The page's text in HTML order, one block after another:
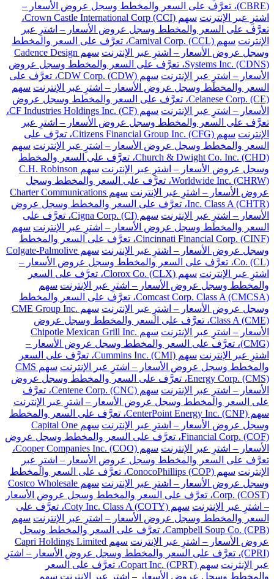
(CBRE)، تعرَّف على السعر والمخطط وسجل عروض الأسعار –
اشترِ عبر الإنترنت
سهم Crown Castle International Corp (CCI)،
تعرَّف على السعر والمخطط وسجل عروض الأسعار – اشترِ عبر
الإنترنت
سهم Carnival Corp. (CCL)، تعرَّف على السعر والمخطط
وسجل عروض الأسعار – اشترِ عبر الإنترنت
سهم Cadence Design
Systems Inc. (CDNS)، تعرَّف على السعر والمخطط وسجل عروض
الأسعار – اشترِ عبر الإنترنت
سهم CDW Corp. (CDW)، تعرَّف على
السعر والمخطط وسجل عروض الأسعار – اشترِ عبر الإنترنت سهم
Celanese Corp. (CE)، تعرَّف على السعر والمخطط وسجل عروض
الأسعار – اشترِ عبر الإنترنت
سهم CF Industries Holdings Inc. (CF)،
تعرَّف على السعر والمخطط وسجل عروض الأسعار – اشترِ عبر
الإنترنت
سهم Citizens Financial Group Inc. (CFG)، تعرَّف على
السعر والمخطط وسجل عروض الأسعار – اشترِ عبر الإنترنت سهم
Church & Dwight Co. Inc. (CHD)، تعرَّف على السعر والمخطط
وسجل عروض الأسعار – اشترِ عبر الإنترنت
سهم C.H. Robinson
Worldwide Inc. (CHRW)، تعرَّف على السعر والمخطط وسجل
عروض الأسعار – اشترِ عبر الإنترنت
سهم Charter Communications
Inc. Class A (CHTR)، تعرَّف على السعر والمخطط وسجل عروض
الأسعار – اشترِ عبر الإنترنت
سهم Cigna Corp. (CI)، تعرَّف على
السعر والمخطط وسجل عروض الأسعار – اشترِ عبر الإنترنت سهم
Cincinnati Financial Corp. (CINF)، تعرَّف على السعر والمخطط
وسجل عروض الأسعار – اشترِ عبر الإنترنت
سهم Colgate-Palmolive
Co. (CL)، تعرَّف على السعر والمخطط وسجل عروض الأسعار –
اشترِ عبر الإنترنت
سهم Clorox Co. (CLX)، تعرَّف على السعر
والمخطط وسجل عروض الأسعار – اشترِ عبر الإنترنت سهم
Comcast Corp. Class A (CMCSA)، تعرَّف على السعر والمخطط
وسجل عروض الأسعار – اشترِ عبر الإنترنت
سهم CME Group Inc.
Class A (CME)، تعرَّف على السعر والمخطط وسجل عروض
الأسعار – اشترِ عبر الإنترنت
سهم Chipotle Mexican Grill Inc.
(CMG)، تعرَّف على السعر والمخطط وسجل عروض الأسعار –
اشترِ عبر الإنترنت
سهم Cummins Inc. (CMI)، تعرَّف على السعر
والمخطط وسجل عروض الأسعار – اشترِ عبر الإنترنت
سهم CMS
Energy Corp. (CMS)، تعرَّف على السعر والمخطط وسجل عروض
الأسعار – اشترِ عبر الإنترنت
سهم Centene Corp. (CNC)، تعرَّف
على السعر والمخطط وسجل عروض الأسعار – اشترِ عبر الإنترنت
سهم CenterPoint Energy Inc. (CNP)، تعرَّف على السعر والمخطط
وسجل عروض الأسعار – اشترِ عبر الإنترنت
سهم Capital One
Financial Corp. (COF)، تعرَّف على السعر والمخطط وسجل عروض
الأسعار – اشترِ عبر الإنترنت
سهم Cooper Companies Inc. (COO)،
تعرَّف على السعر والمخطط وسجل عروض الأسعار – اشترِ عبر
الإنترنت
سهم ConocoPhillips (COP)، تعرَّف على السعر والمخطط
وسجل عروض الأسعار – اشترِ عبر الإنترنت
سهم Costco Wholesale
Corp. (COST)، تعرَّف على السعر والمخطط وسجل عروض الأسعار
– اشترِ عبر الإنترنت
سهم Coty Inc. Class A (COTY)، تعرَّف على
السعر والمخطط وسجل عروض الأسعار – اشترِ عبر الإنترنت سهم
Campbell Soup Co. (CPB)، تعرَّف على السعر والمخطط وسجل
عروض الأسعار – اشترِ عبر الإنترنت
سهم Capri Holdings Limited
(CPRI)، تعرَّف على السعر والمخطط وسجل عروض الأسعار – اشترِ
عبر الإنترنت
سهم Copart Inc. (CPRT)، تعرَّف على السعر
والمخطط وسجل عروض الأسعار – اشترِ عبر الإنترنت سهم